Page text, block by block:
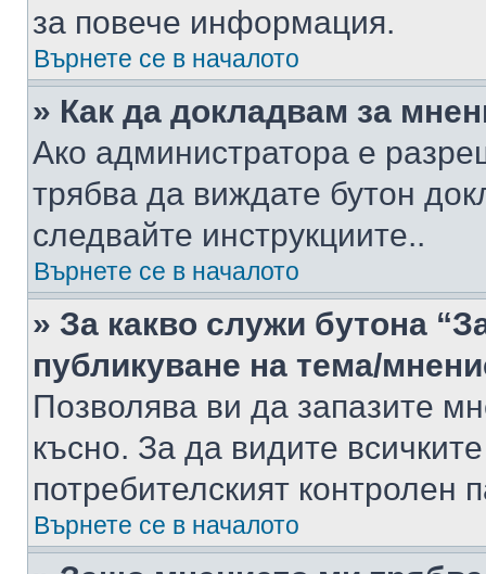
за повече информация.
Върнете се в началото
» Как да докладвам за
Ако администратора е
трябва да виждате бутон
следвайте инструкциите..
Върнете се в началото
» За какво служи бутона
публикуване на тема/
Позволява ви да запазите
късно. За да видите
потребителският контролен
Върнете се в началото